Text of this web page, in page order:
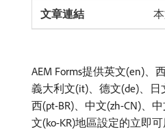
AEM Forms提供英文(en)、
義大利文(it)、德文(de)、
西(pt-BR)、中文(zh-CN)、
文(ko-KR)地區設定的立即